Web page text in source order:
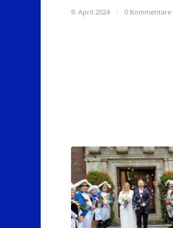
9. April 2024 / 0 Kommentare